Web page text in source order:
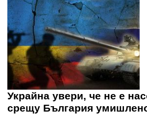
Украйна увери, че не е
срещу България